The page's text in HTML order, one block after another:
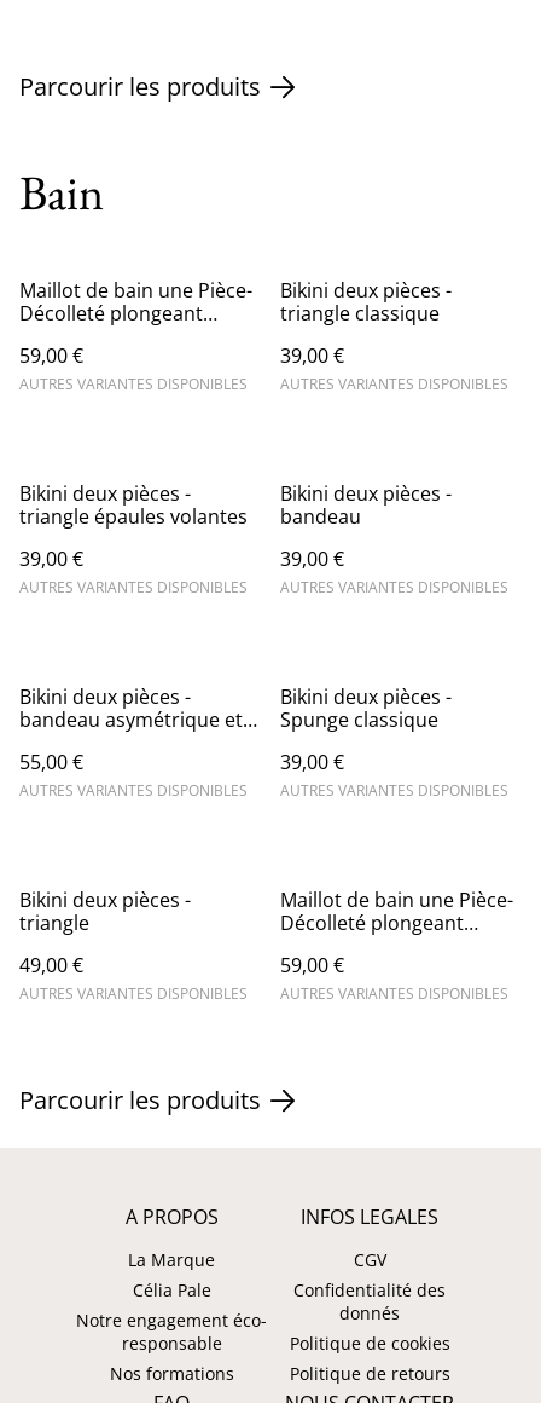
Parcourir les produits
Bain
Maillot de bain une Pièce-
Décolleté plongeant
59,00 €
AUTRES VARIANTES DISPONIBLES
Bikini deux pièces -
triangle classique
39,00 €
AUTRES VARIANTES DISPONIBLES
Bikini deux pièces -
triangle épaules volantes
39,00 €
AUTRES VARIANTES DISPONIBLES
Bikini deux pièces -
bandeau
39,00 €
AUTRES VARIANTES DISPONIBLES
Bikini deux pièces -
bandeau asymétrique et
55,00 €
AUTRES VARIANTES DISPONIBLES
Bikini deux pièces -
Spunge classique
39,00 €
AUTRES VARIANTES DISPONIBLES
Bikini deux pièces -
triangle
49,00 €
AUTRES VARIANTES DISPONIBLES
Maillot de bain une Pièce-
Décolleté plongeant
59,00 €
AUTRES VARIANTES DISPONIBLES
Parcourir les produits
A PROPOS
La Marque
Célia Pale
Notre engagement éco-
responsable
Nos formations
INFOS LEGALES
CGV
Confidentialité des
donnés
Politique de cookies
Politique de retours